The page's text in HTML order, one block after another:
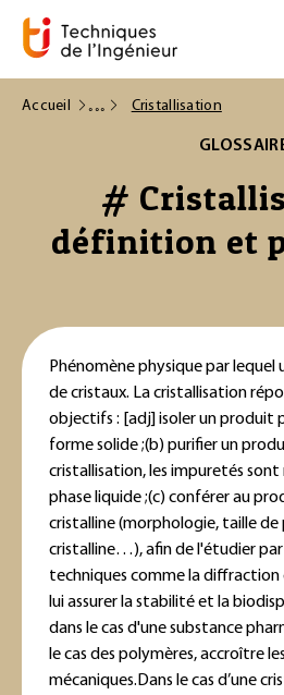
Accueil Cristallisation
#
définition et
Phénomène physique par lequel
de cristaux. La cristallisation
objectifs : [adj] isoler un produit
forme solide ;(b) purifier un
cristallisation, les impuretés sont
phase liquide ;(c) conférer au
cristalline (morphologie, taille
cristalline…), afin de l'étudier
techniques comme la diffraction
lui assurer la stabilité et la
dans le cas d'une substance
le cas des polymères, accroître
mécaniques. Dans le cas d’une